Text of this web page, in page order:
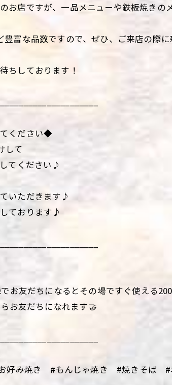
お店ですが、一品メニューや鉄板焼きの
豊富な品数ですので、ぜひ、ご来店の際
ちしております！
ください◆
して
てください♪
いただきます♪
ております♪
お友だちになるとその場ですぐ使える
お友だちになれます🤝
好み焼き #もんじゃ焼き #焼きそば